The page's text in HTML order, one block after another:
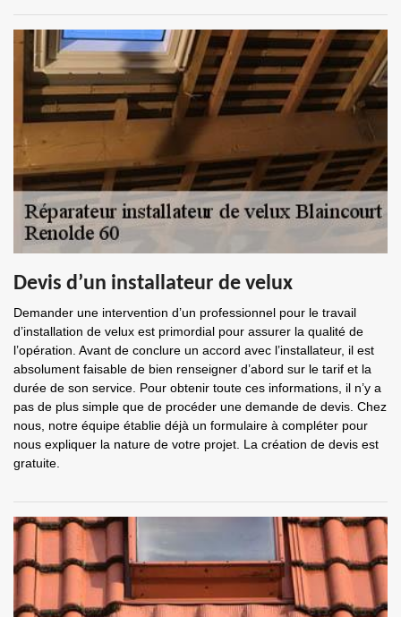
Devis d’un installateur de velux
Demander une intervention d’un professionnel pour le travail
d’installation de velux est primordial pour assurer la qualité de
l’opération. Avant de conclure un accord avec l’installateur, il est
absolument faisable de bien renseigner d’abord sur le tarif et la
durée de son service. Pour obtenir toute ces informations, il n’y a
pas de plus simple que de procéder une demande de devis. Chez
nous, notre équipe établie déjà un formulaire à compléter pour
nous expliquer la nature de votre projet. La création de devis est
gratuite.